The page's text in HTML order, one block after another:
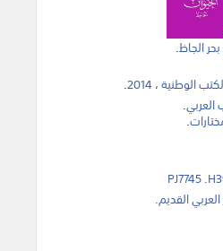
الجاظ.
الوطنية، 2014
.
العربي.
.
PJ7745
العربي القديم.